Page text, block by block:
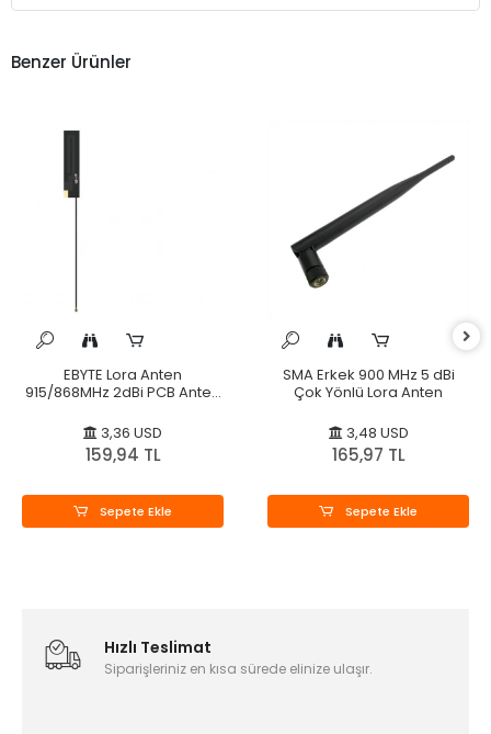
Benzer Ürünler
EBYTE Lora Anten
915/868MHz 2dBi PCB Anten
3,36 USD
159,94 TL
Sepete Ekle
SMA Erkek 900 MHz 5 dBi
Çok Yönlü Lora Anten
3,48 USD
165,97 TL
Sepete Ekle
Hızlı Teslimat
Siparişleriniz en kısa sürede elinize ulaşır.